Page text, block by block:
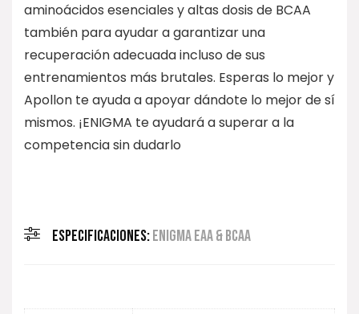
aminoácidos esenciales y altas dosis de BCAA
también para ayudar a garantizar una
recuperación adecuada incluso de sus
entrenamientos más brutales. Esperas lo mejor y
Apollon te ayuda a apoyar dándote lo mejor de sí
mismos. ¡ENIGMA te ayudará a superar a la
competencia sin dudarlo
ESPECIFICACIONES:ENIGMA EAA & BCAA